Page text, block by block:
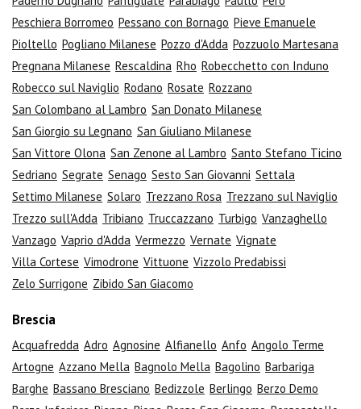
Peschiera Borromeo Pessano con Bornago Pieve Emanuele
Pioltello Pogliano Milanese Pozzo d'Adda Pozzuolo Martesana
Pregnana Milanese Rescaldina Rho Robecchetto con Induno
Robecco sul Naviglio Rodano Rosate Rozzano
San Colombano al Lambro San Donato Milanese
San Giorgio su Legnano San Giuliano Milanese
San Vittore Olona San Zenone al Lambro Santo Stefano Ticino
Sedriano Segrate Senago Sesto San Giovanni Settala
Settimo Milanese Solaro Trezzano Rosa Trezzano sul Naviglio
Trezzo sull'Adda Tribiano Truccazzano Turbigo Vanzaghello
Vanzago Vaprio d'Adda Vermezzo Vernate Vignate
Villa Cortese Vimodrone Vittuone Vizzolo Predabissi
Zelo Surrigone Zibido San Giacomo
Brescia
Acquafredda Adro Agnosine Alfianello Anfo Angolo Terme
Artogne Azzano Mella Bagnolo Mella Bagolino Barbariga
Barghe Bassano Bresciano Bedizzole Berlingo Berzo Demo